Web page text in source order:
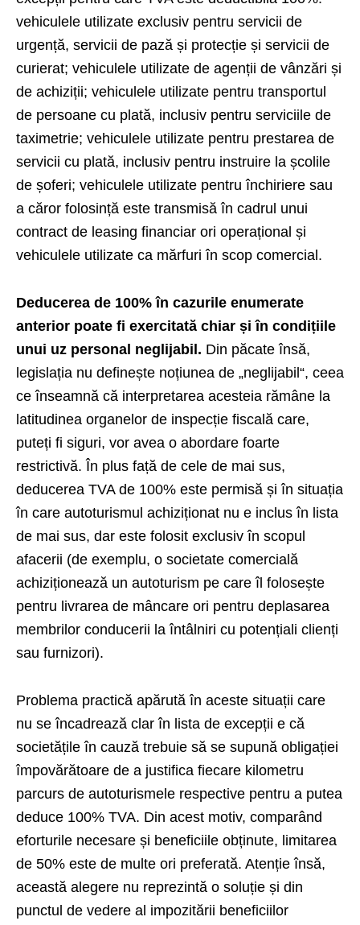
vehiculele utilizate exclusiv pentru servicii de
urgență, servicii de pază și protecție și servicii de
curierat; vehiculele utilizate de agenții de vânzări și
de achiziții; vehiculele utilizate pentru transportul
de persoane cu plată, inclusiv pentru serviciile de
taximetrie; vehiculele utilizate pentru prestarea de
servicii cu plată, inclusiv pentru instruire la școlile
de șoferi; vehiculele utilizate pentru închiriere sau
a căror folosință este transmisă în cadrul unui
contract de leasing financiar ori operațional și
vehiculele utilizate ca mărfuri în scop comercial.
Deducerea de 100% în cazurile enumerate
anterior poate fi exercitată chiar și în condițiile
unui uz personal neglijabil. Din păcate însă,
legislația nu definește noțiunea de „neglijabil“, ceea
ce înseamnă că interpretarea acesteia rămâne la
la­­titudinea organelor de inspecție fiscală care,
puteți fi siguri, vor avea o abordare foarte
restrictivă. În plus față de cele de mai sus,
deducerea TVA de 100% este permisă și în situația
în care autoturismul achiziționat nu e inclus în lista
de mai sus, dar este folosit exclusiv în scopul
afacerii (de exemplu, o societate comercială
achiziționează un autoturism pe care îl folosește
pentru livrarea de mâncare ori pentru deplasarea
membrilor conducerii la întâlniri cu potențiali clienți
sau furnizori).
Problema practică apărută în aceste situații care
nu se încadrează clar în lista de excepții e că
societățile în cauză trebuie să se supună obligației
împovărătoare de a justifica fiecare kilometru
parcurs de autoturismele respective pentru a putea
deduce 100% TVA. Din acest motiv, comparând
eforturile necesare și beneficiile obținute, limitarea
de 50% este de multe ori preferată. Atenție însă,
această alegere nu reprezintă o soluție și din
punctul de vedere al impozitării beneficiilor